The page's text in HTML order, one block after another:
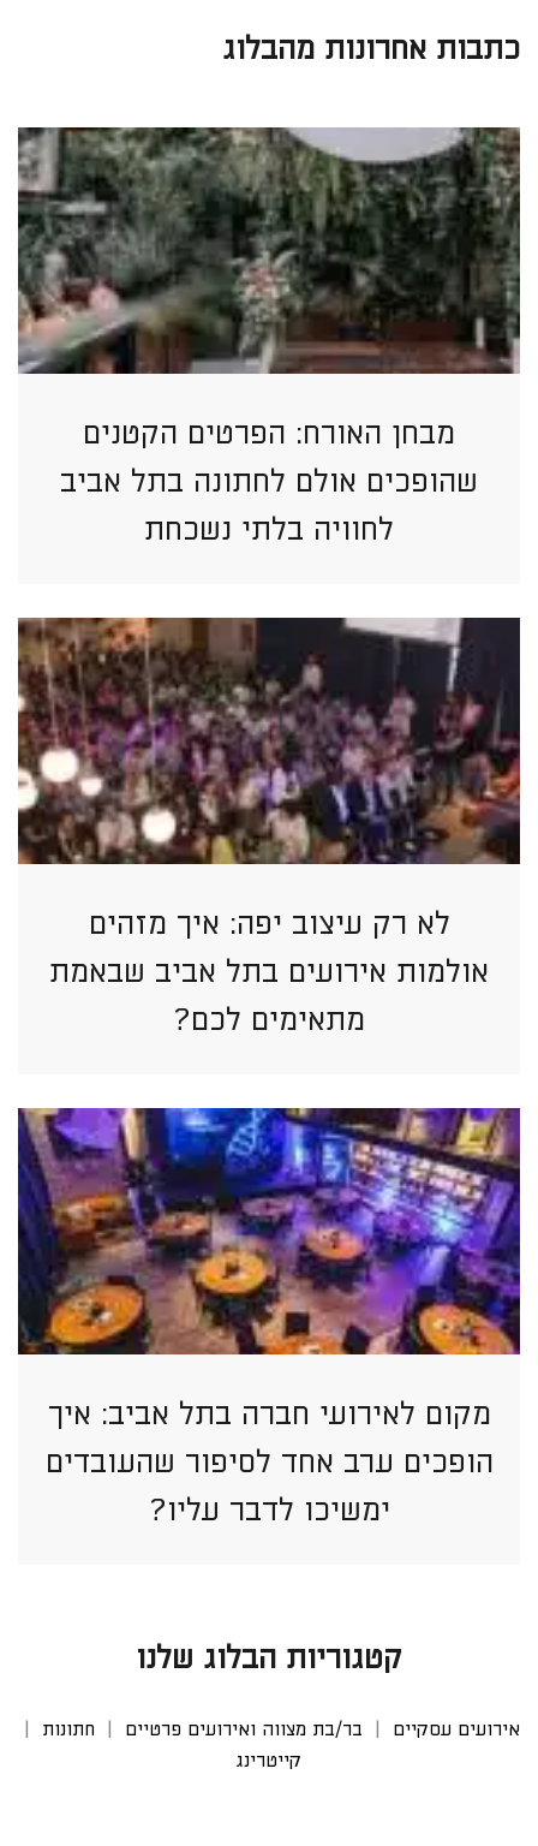
כתבות אחרונות מהבלוג
מבחן האורח: הפרטים הקטנים
שהופכים אולם לחתונה בתל אביב
לחוויה בלתי נשכחת
לא רק עיצוב יפה: איך מזהים
אולמות אירועים בתל אביב שבאמת
מתאימים לכם?
מקום לאירועי חברה בתל אביב: איך
הופכים ערב אחד לסיפור שהעובדים
ימשיכו לדבר עליו?
קטגוריות הבלוג שלנו
אירועים עסקיים בר/בת מצווה ואירועים פרטיים
חתונות
קייטרינג